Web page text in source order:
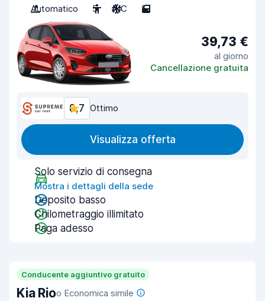
Automatico
5 A/C 5
39,73 €
al giorno
Cancellazione gratuita
8,7 Ottimo
Visualizza offerta
Solo servizio di consegna
Mostra i dettagli della sede
Deposito basso
Chilometraggio illimitato
Paga adesso
Conducente aggiuntivo gratuito
Kia Rioo Economica simile